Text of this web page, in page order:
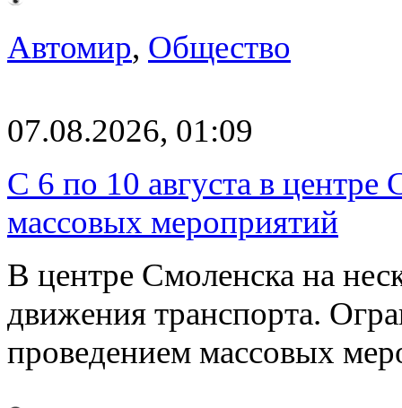
Автомир, Общество
07.08.2026, 01:09
С 6 по 10 августа в центре
массовых мероприятий
В центре Смоленска на
движения транспорта.
проведением массовых